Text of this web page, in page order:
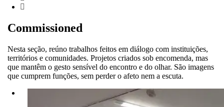
Commissioned
Nesta seção, reúno trabalhos feitos em diálogo com instituições,
territórios e comunidades. Projetos criados sob encomenda, mas
que mantêm o gesto sensível do encontro e do olhar. São imagens
que cumprem funções, sem perder o afeto nem a escuta.